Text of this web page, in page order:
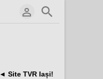
◄ Site TVR Iași!